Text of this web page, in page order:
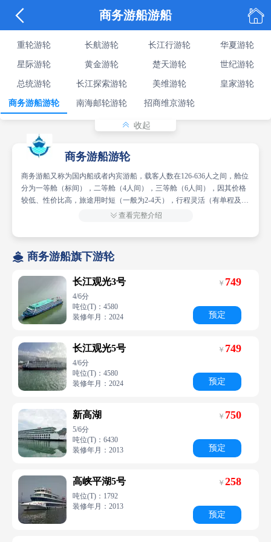
 商务游船游船 
重轮游轮 长航游轮 长江行游轮 华夏游轮
星际游轮 黄金游轮 楚天游轮 世纪游轮
总统游轮 长江探索游轮 美维游轮 皇家游轮
商务游船游轮 南海邮轮游轮 招商维京游轮
 收起
商务游船游轮
商务游船又称为国内船或者内宾游船，载客人数在126-636人之间，舱位
分为一等舱（标间），二等舱（4人间），三等舱（6人间），因其价格
较低、性价比高，旅途用时短（一般为2-4天），行程灵活（有单程及往
返之选），功能齐全（新高湖号游船可载车），多为时间有限的客户所
 查看完整介绍
 商务游船旗下游轮
长江观光3号
4/6分
吨位(T)：4580
装修年月：2024
￥ 749
预定
长江观光5号
4/6分
吨位(T)：4580
装修年月：2024
￥ 749
预定
新高湖
5/6分
吨位(T)：6430
装修年月：2013
￥ 750
预定
高峡平湖5号
吨位(T)：1792
装修年月：2013
￥258
预定